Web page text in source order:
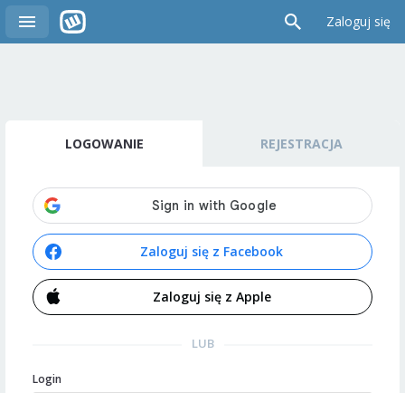
Zaloguj się
LOGOWANIE REJESTRACJA
Zaloguj się z Facebook
Zaloguj się z Apple
LUB
Login